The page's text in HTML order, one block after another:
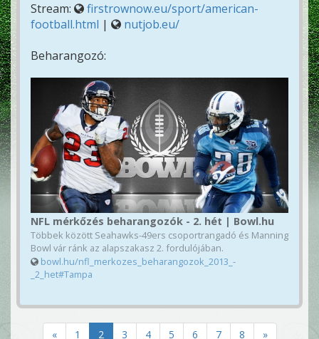
Stream:
firstrownow.eu/sport/american-
football.html |
nutjob.eu/
Beharangozó:
NFL mérkőzés beharangozók - 2. hét | Bowl.hu
Többek között Seahawks-49ers csoportrangadó és Manning
Bowl vár ránk az alapszakasz 2. fordulójában.
bowl.hu/nfl_merkozes_beharangozok_2013_-
_2_het#Tampa
« 1 2 3 4 5 6 7 8 »